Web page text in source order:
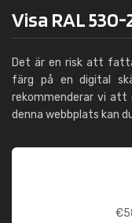
Visa RAL
Det är en risk att
färg på en digital
rekommenderar vi att
denna webbplats kan
€